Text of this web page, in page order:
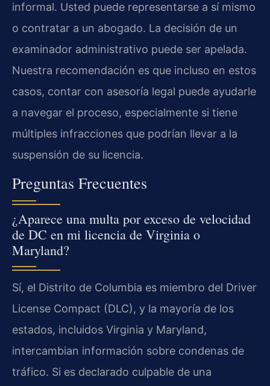
informal. Usted puede representarse a sí mismo
o contratar a un abogado. La decisión de un
examinador administrativo puede ser apelada.
Nuestra recomendación es que incluso en estos
casos, contar con asesoría legal puede ayudarle
a navegar el proceso, especialmente si tiene
múltiples infracciones que podrían llevar a la
suspensión de su licencia.
Preguntas Frecuentes
¿Aparece una multa por exceso de velocidad
de DC en mi licencia de Virginia o
Maryland?
Sí, el Distrito de Columbia es miembro del Driver
License Compact (DLC), y la mayoría de los
estados, incluidos Virginia y Maryland,
intercambian información sobre condenas de
tráfico. Si es declarado culpable de una